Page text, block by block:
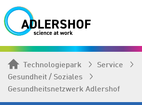
Technologiepark
Service
Gesundheit / Soziales
Gesundheits­netzwerk Adlershof